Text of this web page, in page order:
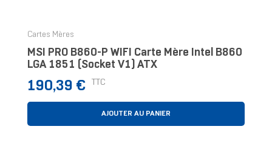
Cartes Mères
MSI PRO B860-P WIFI Carte Mère Intel B860
LGA 1851 (Socket V1) ATX
Prix
190,39 € TTC
AJOUTER AU PANIER